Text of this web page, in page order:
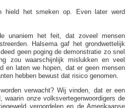
hield het smeken op. Even later werd
unaniem het feit, dat zoveel mensen
Halsema gaf het grondwettelijk
geen poging de demonstratie zo snel
zou waarschijnlijk mislukken en veel
en laten we hopen, dat er geen mensen
hebben bewust dat risico genomen.
verwacht? Wij vinden, dat er een
waarin onze volksvertegenwoordigers de
veroordelen en de Amerikaanse